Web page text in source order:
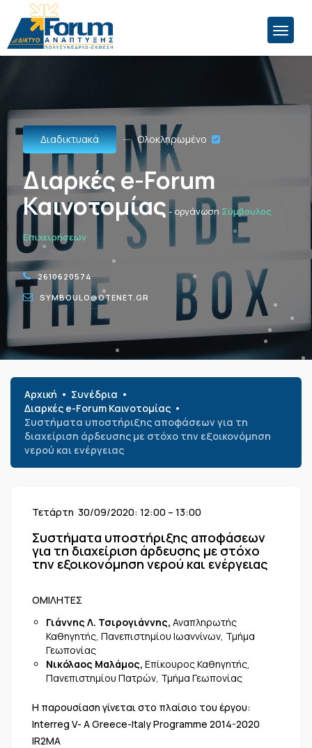
Διαδικτυακά Ολοκληρωμένο
Διαρκές e-Forum
Καινοτομίας - οργάνωση Σύμβουλος
Επιχειρήσεων
2610620574
SYMBOULO@OTENET.GR
Αρχική
Συνέδρια
Διαρκές e-Forum Καινοτομίας
Συστήματα υποστήριξης αποφάσεων για τη
διαχείριση άρδευσης με στόχο την εξοικονόμηση
νερού και ενέργειας
Τετάρτη 30/09/2020: 12:00 – 13:00
Συστήματα υποστήριξης αποφάσεων
για τη διαχείριση άρδευσης με στόχο
την εξοικονόμηση νερού και ενέργειας
ΟΜΙΛΗΤΕΣ
Γιάννης Λ. Τσιρογιάννης, Αναπληρωτής
Καθηγητής, Πανεπιστημίου Ιωαννίνων, Τμήμα
Γεωπονίας
Νικόλαος Μαλάμος, Επίκουρος Καθηγητής,
Πανεπιστημίου Πατρών, Τμήμα Γεωπονίας
Η παρουσίαση γίνεται στο πλαίσιο του έργου:
Interreg V- A Greece-Italy Programme 2014-2020
IR2MA